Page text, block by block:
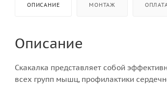
ОПИСАНИЕ МОНТАЖ
Описание
Скакалка представляет собой
всех групп мышц, профилактики